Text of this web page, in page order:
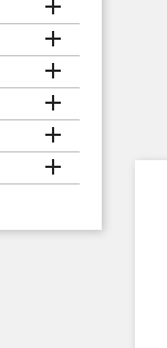





